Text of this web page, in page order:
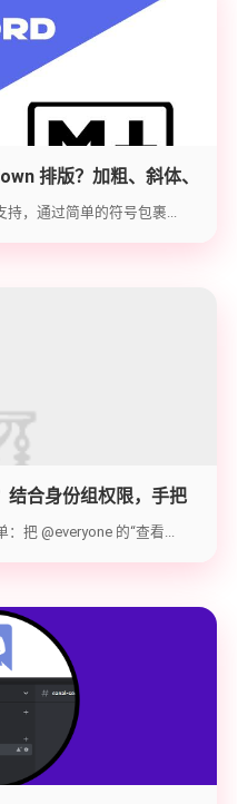
排版？加粗、斜体、
持，通过简单的符号包裹...
合身份组权限，手把
频道
把 @everyone 的“查看...